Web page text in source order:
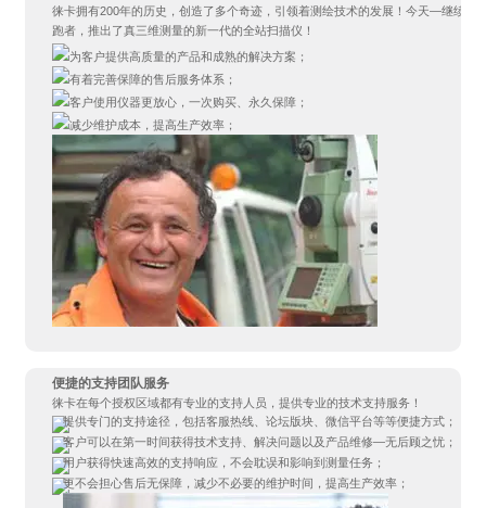
徕卡拥有200年的历史，创造了多个奇迹，引领着测绘技术的发展！今天—继续领
跑者，推出了真三维测量的新一代的全站扫描仪！
为客户提供高质量的产品和成熟的解决方案；
有着完善保障的售后服务体系；
客户使用仪器更放心，一次购买、永久保障；
减少维护成本，提高生产效率；
便捷的支持团队服务
徕卡在每个授权区域都有专业的支持人员，提供专业的技术支持服务！
提供专门的支持途径，包括客服热线、论坛版块、微信平台等等便捷方式；
客户可以在第一时间获得技术支持、解决问题以及产品维修—无后顾之忧；
用户获得快速高效的支持响应，不会耽误和影响到测量任务；
更不会担心售后无保障，减少不必要的维护时间，提高生产效率；